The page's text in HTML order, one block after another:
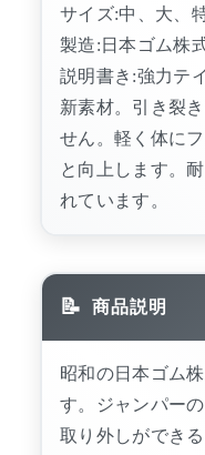
サイズ:中、大、
製造:日本ゴム株
説明書き:強力テ
新素材。引き裂
せん。軽く体に
と向上します。
れています。
商品説明
昭和の日本ゴム
す。ジャンパー
取り外しができ